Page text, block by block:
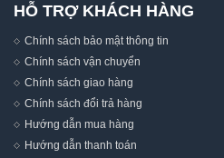
HỖ TRỢ KHÁCH HÀNG
Chính sách bảo mật thông tin
Chính sách vận chuyển
Chính sách giao hàng
Chính sách đổi trả hàng
Hướng dẫn mua hàng
Hướng dẫn thanh toán